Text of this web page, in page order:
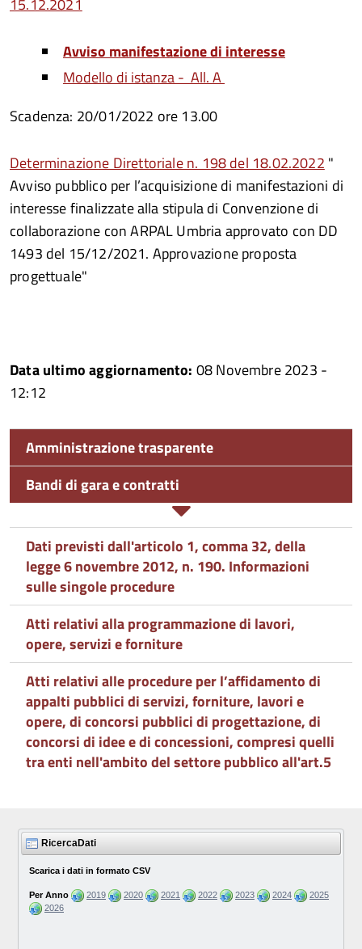
15.12.2021
Avviso manifestazione di interesse
Modello di istanza - All. A
Scadenza: 20/01/2022 ore 13.00​
Determinazione Direttoriale n. 198 del 18.02.2022 "
Avviso pubblico per l’acquisizione di manifestazioni di
interesse finalizzate alla stipula di Convenzione di
collaborazione con ARPAL Umbria approvato con DD
1493 del 15/12/2021. Approvazione proposta
progettuale"
Data ultimo aggiornamento: 08 Novembre 2023 -
12:12
Amministrazione trasparente
Bandi di gara e contratti
Dati previsti dall'articolo 1, comma 32, della
legge 6 novembre 2012, n. 190. Informazioni
sulle singole procedure
Atti relativi alla programmazione di lavori,
opere, servizi e forniture
Atti relativi alle procedure per l’affidamento di
appalti pubblici di servizi, forniture, lavori e
opere, di concorsi pubblici di progettazione, di
concorsi di idee e di concessioni, compresi quelli
tra enti nell'ambito del settore pubblico all'art.5